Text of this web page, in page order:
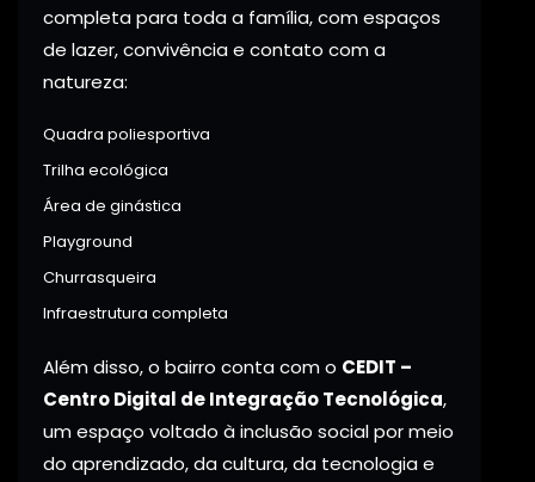
completa para toda a família, com espaços
de lazer, convivência e contato com a
natureza:
Quadra poliesportiva
Trilha ecológica
Área de ginástica
Playground
Churrasqueira
Infraestrutura completa
Além disso, o bairro conta com o CEDIT –
Centro Digital de Integração Tecnológica,
um espaço voltado à inclusão social por meio
do aprendizado, da cultura, da tecnologia e